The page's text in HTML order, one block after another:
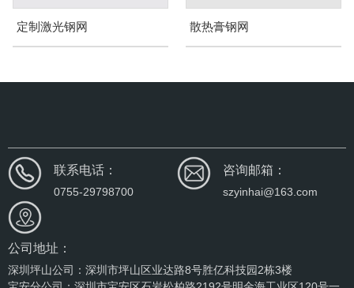
定制激光钢网 散热膏钢网
联系电话：
0755-29798700
咨询邮箱：
szyinhai@163.com
公司地址：
深圳坪山公司：深圳市坪山区业达路8号胜亿科技园2栋3楼